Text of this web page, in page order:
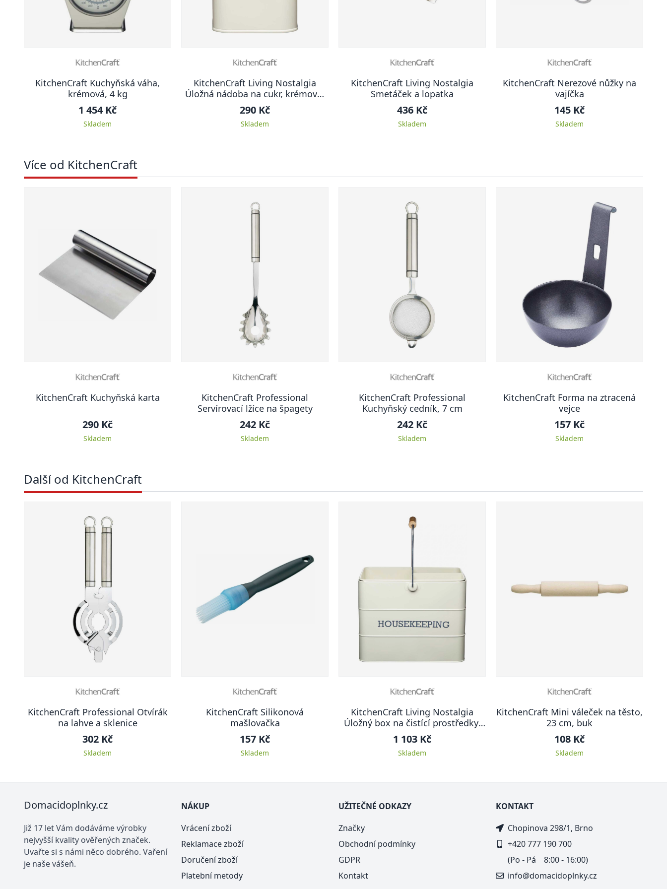
KitchenCraft Kuchyňská váha,
krémová, 4 kg
1 454 Kč
Skladem
KitchenCraft Living Nostalgia
Úložná nádoba na cukr, krémová,
11 x 17 cm
290 Kč
Skladem
KitchenCraft Living Nostalgia
Smetáček a lopatka
436 Kč
Skladem
KitchenCraft Nerezové nůžky na
vajíčka
145 Kč
Skladem
Více od KitchenCraft
KitchenCraft Kuchyňská karta
290 Kč
Skladem
KitchenCraft Professional
Servírovací lžíce na špagety
242 Kč
Skladem
KitchenCraft Professional
Kuchyňský cedník, 7 cm
242 Kč
Skladem
KitchenCraft Forma na ztracená
vejce
157 Kč
Skladem
Další od KitchenCraft
KitchenCraft Professional Otvírák
na lahve a sklenice
302 Kč
Skladem
KitchenCraft Silikonová
mašlovačka
157 Kč
Skladem
KitchenCraft Living Nostalgia
Úložný box na čistící prostředky,
33 x 21 cm
1 103 Kč
Skladem
KitchenCraft Mini váleček na těsto,
23 cm, buk
108 Kč
Skladem
Domacidoplnky.cz
Již 17 let Vám dodáváme výrobky
nejvyšší kvality ověřených značek.
Uvařte si s námi něco dobrého. Vaření
je naše vášeň.
NÁKUP
Vrácení zboží
Reklamace zboží
Doručení zboží
Platební metody
UŽITEČNÉ ODKAZY
Značky
Obchodní podmínky
GDPR
Kontakt
KONTAKT
Chopinova 298/1, Brno
+420 777 190 700
(Po - Pá 8:00 - 16:00)
info@domacidoplnky.cz